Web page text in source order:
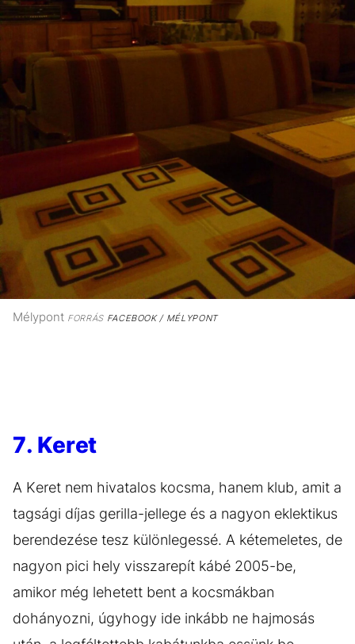
Mélypont FORRÁSFACEBOOK / MÉLYPONT
7. Keret
A Keret nem hivatalos kocsma, hanem klub, amit a
tagsági díjas gerilla-jellege és a nagyon eklektikus
berendezése tesz különlegessé. A kétemeletes, de
nagyon pici hely visszarepít kábé 2005-be,
amikor még lehetett bent a kocsmákban
dohányozni, úgyhogy ide inkább ne hajmosás